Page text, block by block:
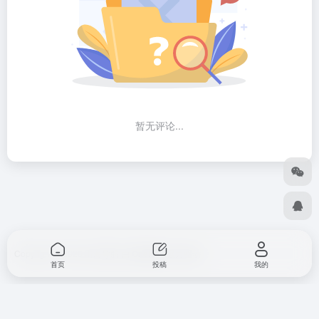
暂无评论...
Copyright © 2026 OneNav强力驱动
首页 投稿 我的